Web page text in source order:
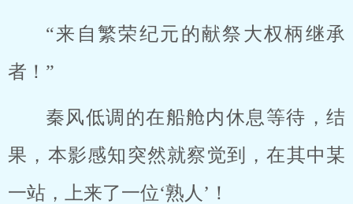
“来自繁荣纪元的献祭大权柄继承
者！”
秦风低调的在船舱内休息等待，结
果，本影感知突然就察觉到，在其中某
一站，上来了一位‘熟人’！